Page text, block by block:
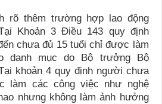
rõ thêm trường hợp lao động
Khoản 3 Điều 143 quy định
chưa đủ 15 tuổi chỉ được làm
danh mục do Bộ trưởng Bộ
khoản 4 quy định người chưa
làm các công việc như nghệ
nhưng không làm ảnh hưởng